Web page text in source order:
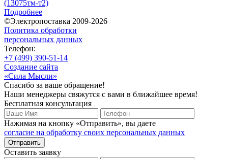
(13075тм-т2)
Подробнее
©Электропоставка 2009-2026
Политика обработки
персональных данных
Телефон:
+7 (499) 390-51-14
Создание сайта
«Сила Мысли»
Спасибо за ваше обращение!
Наши менеджеры свяжутся с вами в ближайшее время!
Бесплатная консультация
Нажимая на кнопку «Отправить», вы даете
согласие на обработку своих персональных данных
Отправить
Оставить заявку